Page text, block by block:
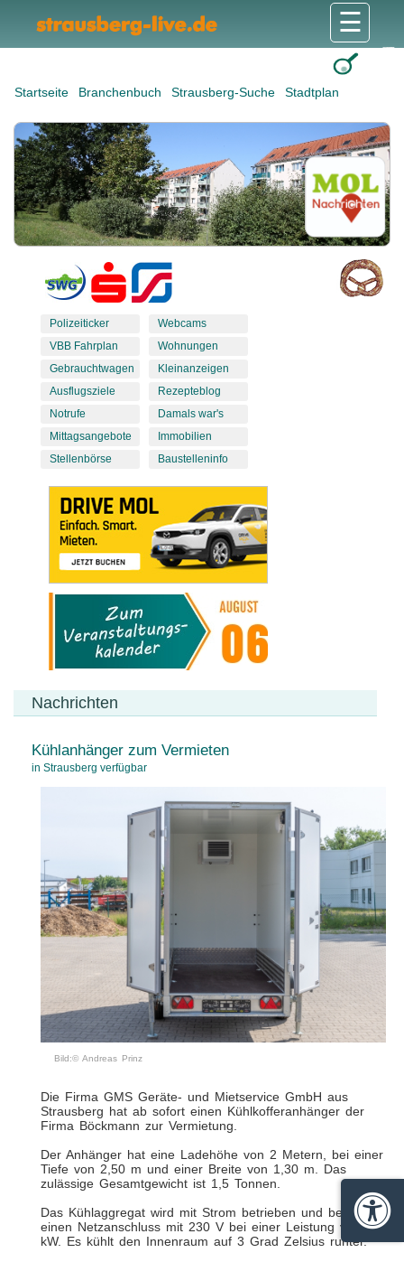
Startseite Branchenbuch Strausberg-Suche Stadtplan
☰
Polizeiticker
VBB Fahrplan
Gebrauchtwagen
Ausflugsziele
Notrufe
Mittagsangebote
Stellenbörse
Webcams
Wohnungen
Kleinanzeigen
Rezepteblog
Damals war's
Immobilien
Baustelleninfo
Nachrichten
Kühlanhänger zum Vermieten
in Strausberg verfügbar
Bild:© Andreas Prinz
Die Firma GMS Geräte- und Mietservice GmbH aus
Strausberg hat ab sofort einen Kühlkofferanhänger der
Firma Böckmann zur Vermietung.
Der Anhänger hat eine Ladehöhe von 2 Metern, bei einer
Tiefe von 2,50 m und einer Breite von 1,30 m. Das
zulässige Gesamtgewicht ist 1,5 Tonnen.
Das Kühlaggregat wird mit Strom betrieben und benötigt
einen Netzanschluss mit 230 V bei einer Leistung von 1,4
kW. Es kühlt den Innenraum auf 3 Grad Zelsius runter.